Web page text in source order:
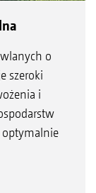
o
szeroki
i
optymalnie